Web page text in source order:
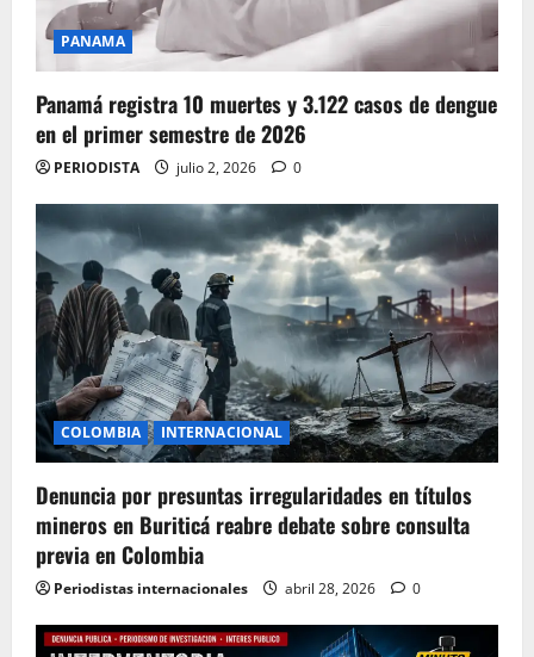
PANAMA
Panamá registra 10 muertes y 3.122 casos de dengue
en el primer semestre de 2026
PERIODISTA julio 2, 2026 0
COLOMBIA INTERNACIONAL
Denuncia por presuntas irregularidades en títulos
mineros en Buriticá reabre debate sobre consulta
previa en Colombia
Periodistas internacionales abril 28, 2026 0